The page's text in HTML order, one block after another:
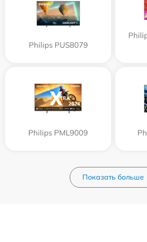
Philips PUS8079
Philips PML9009
Показать больше